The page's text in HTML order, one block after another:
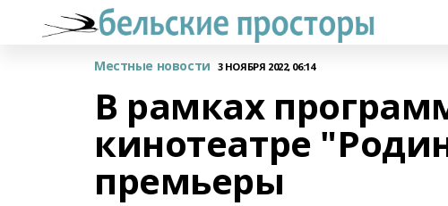
Местные новости 3 НОЯБРЯ 2022, 06:14
В рамках
кинотеатре
премьеры